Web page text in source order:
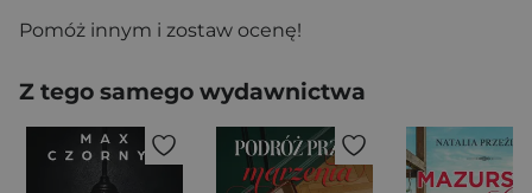
Pomóż innym i zostaw ocenę!
Z tego samego wydawnictwa